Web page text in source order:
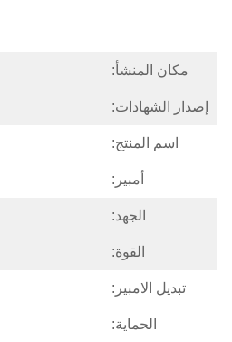
مكان المنشأ:
إصدار الشهادات:
اسم المنتج:
أمبير:
الجهد:
القوة:
تبديل الامبير:
الحماية: